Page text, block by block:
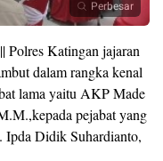
Perbesar
|| Polres Katingan jajaran
dalam rangka kenal
lama yaitu AKP Made
pejabat yang
Ipda Didik Suhardianto,